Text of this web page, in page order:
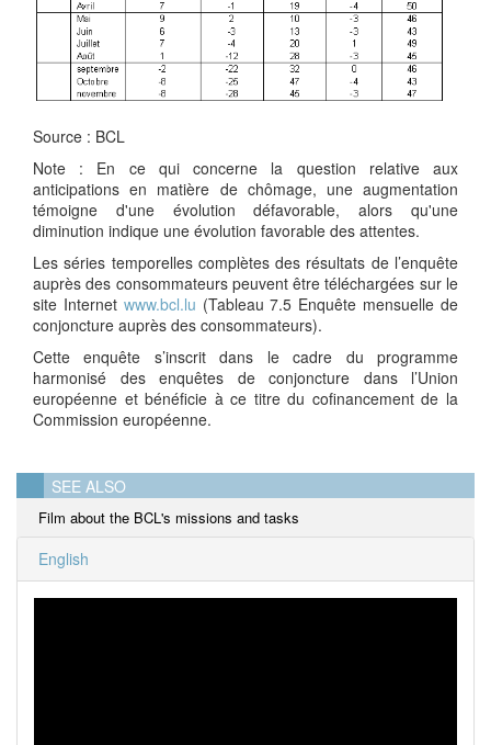
Source : BCL
Note : En ce qui concerne la question relative aux
anticipations en matière de chômage, une augmentation
témoigne d'une évolution défavorable, alors qu'une
diminution indique une évolution favorable des attentes.
Les séries temporelles complètes des résultats de l’enquête
auprès des consommateurs peuvent être téléchargées sur le
site Internet www.bcl.lu (Tableau 7.5 Enquête mensuelle de
conjoncture auprès des consommateurs).
Cette enquête s’inscrit dans le cadre du programme
harmonisé des enquêtes de conjoncture dans l’Union
européenne et bénéficie à ce titre du cofinancement de la
Commission européenne.
SEE ALSO
Film about the BCL's missions and tasks
English